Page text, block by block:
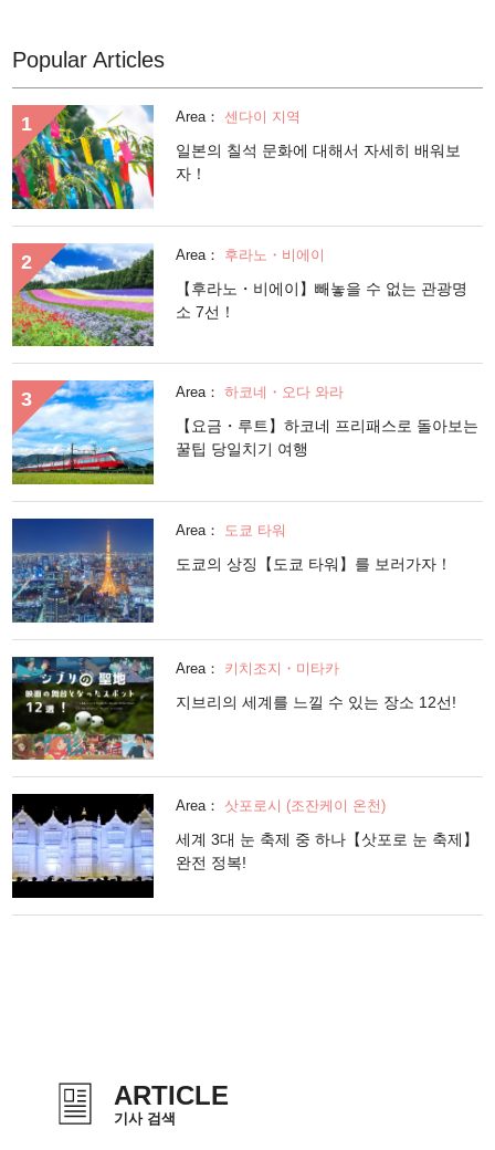
Popular Articles
Area： 센다이 지역
일본의 칠석 문화에 대해서 자세히 배워보
자！
Area： 후라노・비에이
【후라노・비에이】빼놓을 수 없는 관광명
소 7선！
Area： 하코네・오다 와라
【요금・루트】하코네 프리패스로 돌아보는
꿀팁 당일치기 여행
Area： 도쿄 타워
도쿄의 상징【도쿄 타워】를 보러가자！
Area： 키치조지・미타카
지브리의 세계를 느낄 수 있는 장소 12선!
Area： 삿포로시 (조잔케이 온천)
세계 3대 눈 축제 중 하나【삿포로 눈 축제】
완전 정복!
ARTICLE
기사 검색